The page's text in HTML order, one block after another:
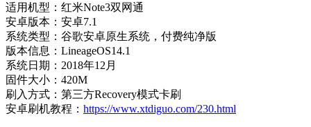
适用机型：红米Note3双网通
安卓版本：安卓7.1
系统类型：谷歌安卓原生系统，付费纯净版
版本信息：LineageOS14.1
系统日期：2018年12月
固件大小：420M
刷入方式：第三方Recovery模式卡刷
安卓刷机教程： https://www.xtdiguo.com/230.html